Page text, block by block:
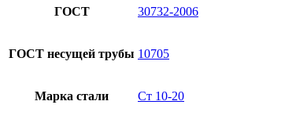
ГОСТ 30732-2006
ГОСТ несущей трубы 10705
Марка стали Ст 10-20